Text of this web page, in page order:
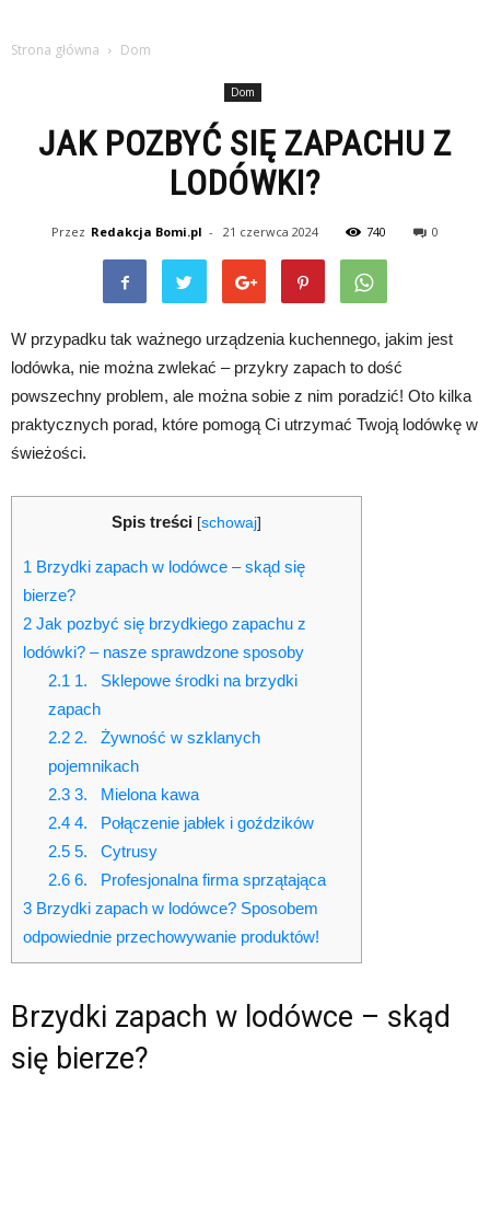
Strona główna Dom
Dom
JAK POZBYĆ SIĘ ZAPACHU Z
LODÓWKI?
Przez Redakcja Bomi.pl - 21 czerwca 2024 740 0
W przypadku tak ważnego urządzenia kuchennego, jakim jest
lodówka, nie można zwlekać – przykry zapach to dość
powszechny problem, ale można sobie z nim poradzić! Oto kilka
praktycznych porad, które pomogą Ci utrzymać Twoją lodówkę w
świeżości.
Spis treści [schowaj]
1 Brzydki zapach w lodówce – skąd się
bierze?
2 Jak pozbyć się brzydkiego zapachu z
lodówki? – nasze sprawdzone sposoby
2.1 1. Sklepowe środki na brzydki
zapach
2.22. Żywność w szklanych
pojemnikach
2.33. Mielona kawa
2.44. Połączenie jabłek i goździków
2.55. Cytrusy
2.66. Profesjonalna firma sprzątająca
3 Brzydki zapach w lodówce? Sposobem
odpowiednie przechowywanie produktów!
Brzydki zapach w lodówce – skąd
się bierze?